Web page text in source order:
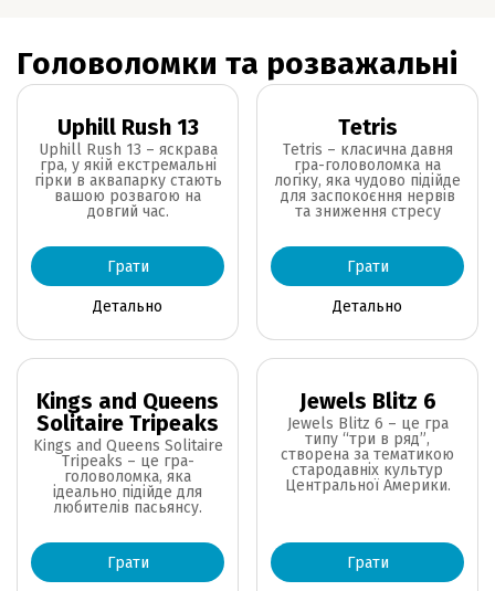
Головоломки та розважальні
Uphill Rush 13
Uphill Rush 13 – яскрава
гра, у якій екстремальні
гірки в аквапарку стають
вашою розвагою на
довгий час.
Детально
Грати
Tetris
Tetris – класична давня
гра-головоломка на
логіку, яка чудово підійде
для заспокоєння нервів
та зниження стресу
Детально
Грати
Kings and Queens
Solitaire Tripeaks
Kings and Queens Solitaire
Tripeaks – це гра-
головоломка, яка
ідеально підійде для
любителів пасьянсу.
Грати
Jewels Blitz 6
Jewels Blitz 6 – це гра
типу “три в ряд”,
створена за тематикою
стародавніх культур
Центральної Америки.
Грати